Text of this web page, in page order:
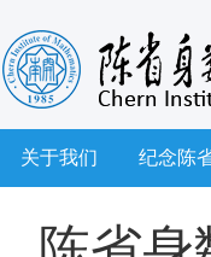
关于我们 纪念陈